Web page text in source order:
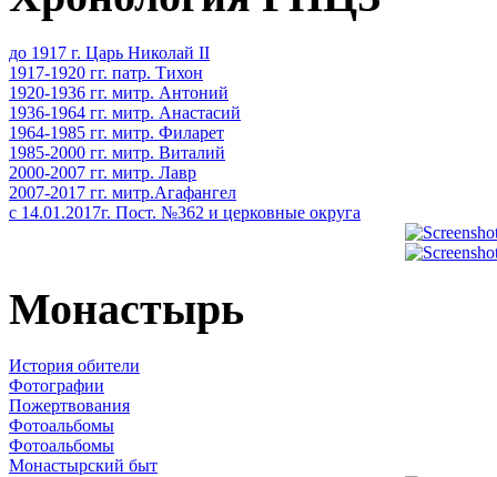
до 1917 г. Царь Николай II
1917-1920 гг. патр. Тихон
1920-1936 гг. митр. Антоний
1936-1964 гг. митр. Анастасий
1964-1985 гг. митр. Филарет
1985-2000 гг. митр. Виталий
2000-2007 гг. митр. Лавр
2007-2017 гг. митр.Агафангел
с 14.01.2017г. Пост. №362 и церковные округа
Монастырь
История обители
Фотографии
Пожертвования
Фотоальбомы
Фотоальбомы
Монастырский быт